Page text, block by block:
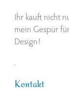
Ihr kauft nicht
mein Gespür
Design!
.
Kontakt